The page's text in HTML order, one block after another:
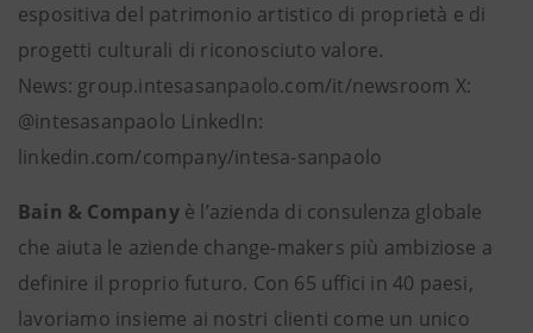
espositiva del patrimonio artistico di proprietà e di
progetti culturali di riconosciuto valore.
News: group.intesasanpaolo.com/it/newsroom X:
@intesasanpaolo LinkedIn:
linkedin.com/company/intesa-sanpaolo
Bain & Companyè l’azienda di consulenza globale
che aiuta le aziende change-makers più ambiziose a
definire il proprio futuro. Con 65 uffici in 40 paesi,
lavoriamo insieme ai nostri clienti come un unico